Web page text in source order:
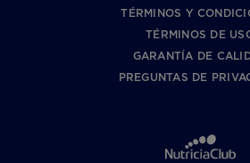
TÉRMINOS Y
TÉRMINOS DE
GARANTÍA DE
PREGUNTAS DE